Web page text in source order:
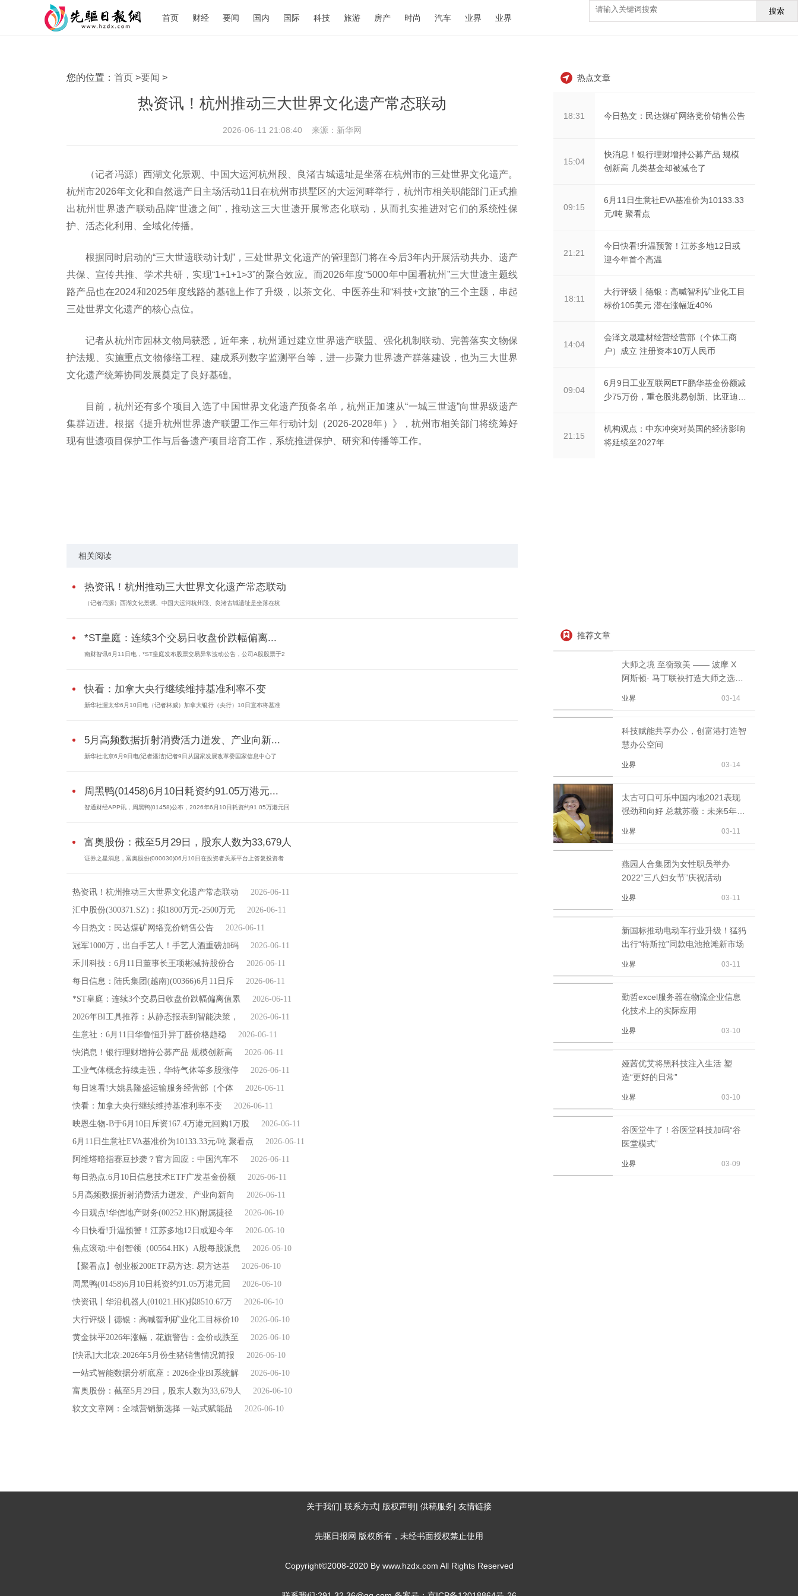
首页 财经 要闻 国内 国际 科技 旅游 房产 时尚 汽车 业界 业界
搜索
您的位置： 首页 >要闻 >
热资讯！杭州推动三大世界文化遗产常态联动
2026-06-11 21:08:40 来源：新华网
（记者冯源）西湖文化景观、中国大运河杭州段、良渚古城遗址是坐落在杭州市的三处世界文化遗产。
杭州市2026年文化和自然遗产日主场活动11日在杭州市拱墅区的大运河畔举行，杭州市相关职能部门正式推
出杭州世界遗产联动品牌“世遗之间”，推动这三大世遗开展常态化联动，从而扎实推进对它们的系统性保
护、活态化利用、全域化传播。
根据同时启动的“三大世遗联动计划”，三处世界文化遗产的管理部门将在今后3年内开展活动共办、遗产
共保、宣传共推、学术共研，实现“1+1+1>3”的聚合效应。而2026年度“5000年中国看杭州”三大世遗主题线
路产品也在2024和2025年度线路的基础上作了升级，以茶文化、中医养生和“科技+文旅”的三个主题，串起
三处世界文化遗产的核心点位。
记者从杭州市园林文物局获悉，近年来，杭州通过建立世界遗产联盟、强化机制联动、完善落实文物保
护法规、实施重点文物修缮工程、建成系列数字监测平台等，进一步聚力世界遗产群落建设，也为三大世界
文化遗产统筹协同发展奠定了良好基础。
目前，杭州还有多个项目入选了中国世界文化遗产预备名单，杭州正加速从“一城三世遗”向世界级遗产
集群迈进。根据《提升杭州世界遗产联盟工作三年行动计划（2026-2028年）》，杭州市相关部门将统筹好
现有世遗项目保护工作与后备遗产项目培育工作，系统推进保护、研究和传播等工作。
相关阅读
热资讯！杭州推动三大世界文化遗产常态联动
（记者冯源）西湖文化景观、中国大运河杭州段、良渚古城遗址是坐落在杭
*ST皇庭：连续3个交易日收盘价跌幅偏离...
南财智讯6月11日电，*ST皇庭发布股票交易异常波动公告，公司A股股票于2
快看：加拿大央行继续维持基准利率不变
新华社渥太华6月10日电（记者林威）加拿大银行（央行）10日宣布将基准
5月高频数据折射消费活力迸发、产业向新...
新华社北京6月9日电(记者潘洁)记者9日从国家发展改革委国家信息中心了
周黑鸭(01458)6月10日耗资约91.05万港元...
智通财经APP讯，周黑鸭(01458)公布，2026年6月10日耗资约91 05万港元回
富奥股份：截至5月29日，股东人数为33,679人
证券之星消息，富奥股份(000030)06月10日在投资者关系平台上答复投资者
热资讯！杭州推动三大世界文化遗产常态联动
2026-06-11
汇中股份(300371.SZ)：拟1800万元-2500万元
2026-06-11
今日热文：民达煤矿网络竞价销售公告
2026-06-11
冠军1000万，出自手艺人！手艺人酒重磅加码
2026-06-11
禾川科技：6月11日董事长王项彬减持股份合
2026-06-11
每日信息：陆氏集团(越南)(00366)6月11日斥
2026-06-11
*ST皇庭：连续3个交易日收盘价跌幅偏离值累
2026-06-11
2026年BI工具推荐：从静态报表到智能决策，
2026-06-11
生意社：6月11日华鲁恒升异丁醛价格趋稳
2026-06-11
快消息！银行理财增持公募产品 规模创新高
2026-06-11
工业气体概念持续走强，华特气体等多股涨停
2026-06-11
每日速看!大姚县隆盛运输服务经营部（个体
2026-06-11
快看：加拿大央行继续维持基准利率不变
2026-06-11
映恩生物-B于6月10日斥资167.4万港元回购1万股
2026-06-11
6月11日生意社EVA基准价为10133.33元/吨 聚看点
2026-06-11
阿维塔暗指赛豆抄袭？官方回应：中国汽车不
2026-06-11
每日热点:6月10日信息技术ETF广发基金份额
2026-06-11
5月高频数据折射消费活力迸发、产业向新向
2026-06-11
今日观点!华信地产财务(00252.HK)附属捷径
2026-06-10
今日快看!升温预警！江苏多地12日或迎今年
2026-06-10
焦点滚动:中创智领（00564.HK）A股每股派息
2026-06-10
【聚看点】创业板200ETF易方达: 易方达基
2026-06-10
周黑鸭(01458)6月10日耗资约91.05万港元回
2026-06-10
快资讯丨华沿机器人(01021.HK)拟8510.67万
2026-06-10
大行评级丨德银：高喊智利矿业化工目标价10
2026-06-10
黄金抹平2026年涨幅，花旗警告：金价或跌至
2026-06-10
[快讯]大北农:2026年5月份生猪销售情况简报
2026-06-10
一站式智能数据分析底座：2026企业BI系统解
2026-06-10
富奥股份：截至5月29日，股东人数为33,679人
2026-06-10
软文文章网：全域营销新选择 一站式赋能品
2026-06-10
热点文章
18:31 今日热文：民达煤矿网络竞价销售公告
15:04
快消息！银行理财增持公募产品 规模
创新高 几类基金却被减仓了
09:15
6月11日生意社EVA基准价为10133.33
元/吨 聚看点
21:21
今日快看!升温预警！江苏多地12日或
迎今年首个高温
18:11
大行评级丨德银：高喊智利矿业化工目
标价105美元 潜在涨幅近40%
14:04
会泽文晟建材经营经营部（个体工商
户）成立 注册资本10万人民币
09:04
6月9日工业互联网ETF鹏华基金份额减
少75万份，重仓股兆易创新、比亚迪、
21:15
机构观点：中东冲突对英国的经济影响
将延续至2027年
推荐文章
大师之境 至衡致美 —— 波摩 X
阿斯顿· 马丁联袂打造大师之选21
业界 03-14
科技赋能共享办公，创富港打造智
慧办公空间
业界 03-14
太古可口可乐中国内地2021表现
强劲和向好 总裁苏薇：未来5年将
业界 03-11
燕园人合集团为女性职员举办
2022“三八妇女节”庆祝活动
业界 03-11
新国标推动电动车行业升级！猛犸
出行“特斯拉”同款电池抢滩新市场
业界 03-11
勤哲excel服务器在物流企业信息
化技术上的实际应用
业界 03-10
娅茜优艾将黑科技注入生活 塑
造“更好的日常”
业界 03-10
谷医堂牛了！谷医堂科技加码“谷
医堂模式”
业界 03-09
关于我们| 联系方式| 版权声明| 供稿服务| 友情链接
先驱日报网 版权所有，未经书面授权禁止使用
Copyright©2008-2020 By www.hzdx.com All Rights Reserved